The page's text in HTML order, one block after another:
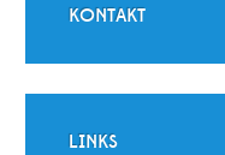
KONTAKT
LINKS